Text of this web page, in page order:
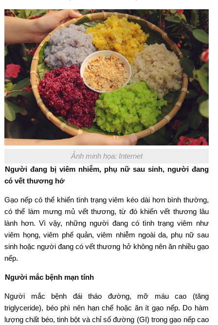
Ảnh minh họa: Internet
Người đang bị viêm nhiễm, phụ nữ sau sinh, người đang
có vết thương hở
Gạo nếp có thể khiến tình trạng viêm kéo dài hơn bình thường,
có thể làm mưng mủ vết thương, từ đó khiến vết thương lâu
lành hơn. Vì vậy, những người đang có tình trạng viêm như
viêm họng, viêm phế quản, viêm nhiễm ngoài da, phụ nữ sau
sinh hoặc người đang có vết thương hở không nên ăn nhiều gạo
nếp.
Người mắc bệnh mạn tính
Người mắc bệnh đái tháo đường, mỡ máu cao (tăng
triglyceride), béo phì nên hạn chế hoặc ăn ít gạo nếp. Do hàm
lượng chất béo, tinh bột và chỉ số đường (GI) trong gạo nếp cao